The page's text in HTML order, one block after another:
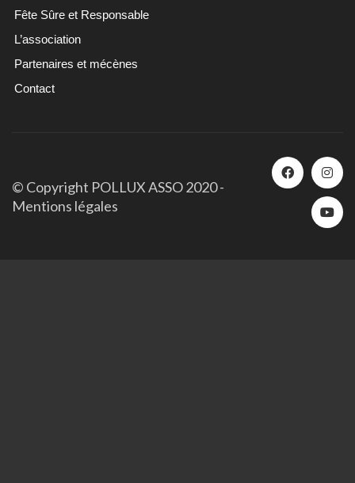
Fête Sûre et Responsable
L’association
Partenaires et mécènes
Contact
© Copyright POLLUX ASSO 2020 -
Mentions légales